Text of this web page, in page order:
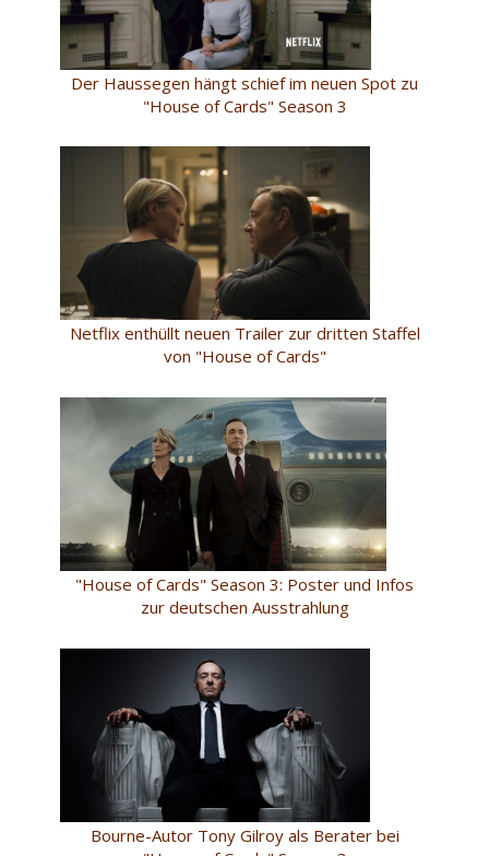
Der Haussegen hängt schief im neuen Spot zu
"House of Cards" Season 3
Netflix enthüllt neuen Trailer zur dritten Staffel
von "House of Cards"
"House of Cards" Season 3: Poster und Infos
zur deutschen Ausstrahlung
Bourne-Autor Tony Gilroy als Berater bei